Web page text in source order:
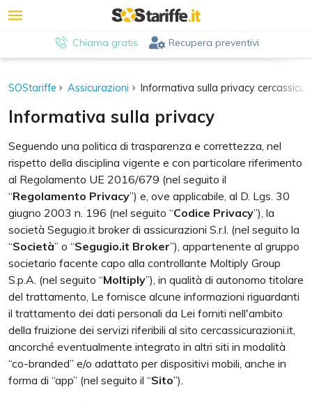
Chiama gratis Recupera preventivi
SOStariffe Assicurazioni Informativa sulla privacy
Informativa sulla privacy
Seguendo una politica di trasparenza e correttezza, nel
rispetto della disciplina vigente e con particolare riferimento
al Regolamento UE 2016/679 (nel seguito il
“Regolamento Privacy”) e, ove applicabile, al D. Lgs. 30
giugno 2003 n. 196 (nel seguito “Codice Privacy”), la
società Segugio.it broker di assicurazioni S.r.l. (nel seguito la
“Società” o “Segugio.it Broker”), appartenente al gruppo
societario facente capo alla controllante Moltiply Group
S.p.A. (nel seguito “Moltiply”), in qualità di autonomo titolare
del trattamento, Le fornisce alcune informazioni riguardanti
il trattamento dei dati personali da Lei forniti nell'ambito
della fruizione dei servizi riferibili al sito cercassicurazioni.it,
ancorché eventualmente integrato in altri siti in modalità
“co-branded” e/o adattato per dispositivi mobili, anche in
forma di “app” (nel seguito il “Sito”).